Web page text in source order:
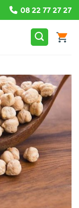
08 22 77 27 27